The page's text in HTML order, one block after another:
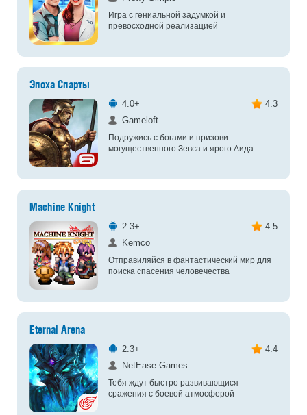
Игра с гениальной задумкой и
превосходной реализацией
Эпоха Спарты
4.0+
4.3
Gameloft
Подружись с богами и призови
могущественного Зевса и ярого Аида
Machine Knight
2.3+
4.5
Kemco
Отправиляйся в фантастический мир для
поиска спасения человечества
Eternal Arena
2.3+
4.4
NetEase Games
Тебя ждут быстро развивающися
сражения с боевой атмосферой